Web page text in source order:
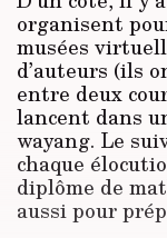
organisent
musées
d’auteurs (ils
entre deux
lancent dans
wayang. Le
chaque
diplôme de
aussi pour